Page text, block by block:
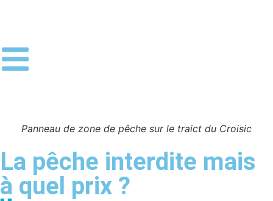
Panneau de zone de pêche sur le traict du Croisic
La pêche interdite mais
à quel prix ?